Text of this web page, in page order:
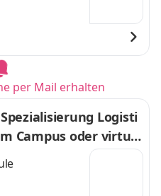
per Mail erhalten
Logisti
Campus oder virtuel